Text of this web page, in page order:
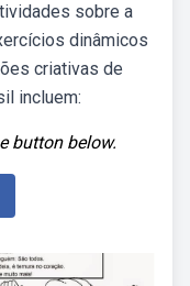
sobre a
dinâmicos
criativas de
incluem:
button below.